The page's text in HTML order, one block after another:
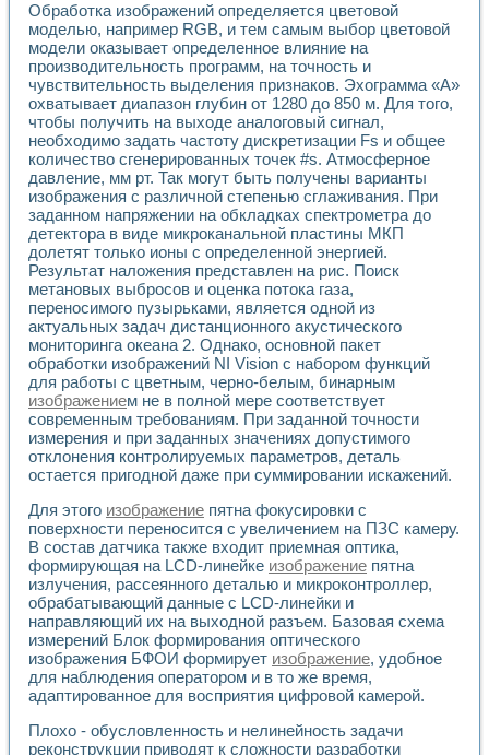
Учебный стенд для исследования принципа действия
Оборудование и программное обеспечение учебных
Виртуальный лабораторный практикум для изучения
Управление роботом ТУР-10 средствами LabVIEW
Аппаратно-программный комплекс для исследования
Автоматизированный дистанционный лабораторный
Исследование возможности реставрации одномерных
Использование технологий NATIONAL INSTRUMENTS в
Разработка модификаций алгоритма полигармонической
Учебный стенд для исследования принципа действия
Виртуальная система поддержки принимаемых решений в
Преемственность дисциплин «Моделирование систем» и
Универсальный стенд для исследования электрических
Лабораторные практикумы по информационно-
Виртуальный измеритель частотных характеристик на
Лабораторный практикум по основам теории Коммутации
Разработка виртуальной лабораторной работы
Виртуальные практикумы по электротехнике в среде
Из опыта внедрения в рамках национального проекта
Исследование эффективности решателей
Опыт разработки LabVIEW лабораторных практикумов
Проблемы повышения качества образования и
Развитие LabVIEW лабораторного практикума по
Усовершенствованные алгоритмы частотного анализа
Об опыте работы учебного центра «Технологии
Технологии NI в магистерской программе «Прикладная
Система диагностики двигателей постоянного тока
Автоматизированный стенд формирования
Лабораторный практикум по курсу ИИС на базе
Партнеры
Академические и отраслевые институты
Учебные заведения
Бизнес
Контакты
Обработка изображений определяется цветовой
моделью, например RGB, и тем самым выбор цветовой
модели оказывает определенное влияние на
производительность программ, на точность и
чувствительность выделения признаков. Эхограмма «А»
охватывает диапазон глубин от 1280 до 850 м. Для того,
чтобы получить на выходе аналоговый сигнал,
необходимо задать частоту дискретизации Fs и общее
количество сгенерированных точек #s. Атмосферное
давление, мм рт. Так могут быть получены варианты
изображения с различной степенью сглаживания. При
заданном напряжении на обкладках спектрометра до
детектора в виде микроканальной пластины МКП
долетят только ионы с определенной энергией.
Результат наложения представлен на рис. Поиск
метановых выбросов и оценка потока газа,
переносимого пузырьками, является одной из
актуальных задач дистанционного акустического
мониторинга океана 2. Однако, основной пакет
обработки изображений NI Vision с набором функций
для работы с цветным, черно-белым, бинарным
изображением не в полной мере соответствует
современным требованиям. При заданной точности
измерения и при заданных значениях допустимого
отклонения контролируемых параметров, деталь
остается пригодной даже при суммировании искажений.
Для этого изображение пятна фокусировки с
поверхности переносится с увеличением на ПЗС камеру.
В состав датчика также входит приемная оптика,
формирующая на LCD-линейке изображение пятна
излучения, рассеянного деталью и микроконтроллер,
обрабатывающий данные с LCD-линейки и
направляющий их на выходной разъем. Базовая схема
измерений Блок формирования оптического
изображения БФОИ формирует изображение, удобное
для наблюдения оператором и в то же время,
адаптированное для восприятия цифровой камерой.
Плохо - обусловленность и нелинейность задачи
реконструкции приводят к сложности разработки